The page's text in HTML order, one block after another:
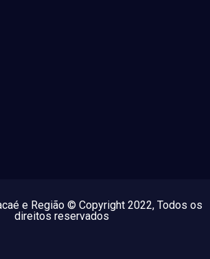
e Região © Copyright 2022, Todos os
direitos reservados